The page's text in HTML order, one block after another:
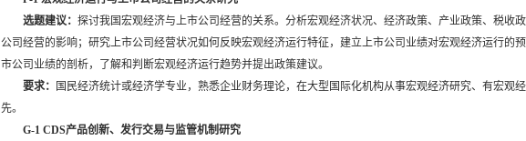
选题建议：探讨我国宏观经济与上市公司经营的关系。分析宏观经济状况、经济政策、产业政策、税收
公司经营的影响；研究上市公司经营状况如何反映宏观经济运行特征，建立上市公司业绩对宏观经济运行的
市公司业绩的剖析，了解和判断宏观经济运行趋势并提出政策建议。
要求：
国民经济统计或经济学专业，熟悉企业财务理论，在大型国际化机构从事宏观经济研究、有宏观
先。
G-1 CDS产品创新、发行交易与监管机制研究